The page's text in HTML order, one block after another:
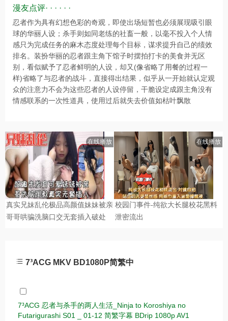
漫友点评· · · · · ·
忍者作为具有幻想色彩的奇观，即使出场短暂也必须展现吸引眼
球的华丽人设；杀手则如同老练的社畜一般，以毫不投入个人情
感只为完成任务的麻木态度处理每个目标，谋求提升自己的绩效
排名。装扮华丽的忍者跟主角下馆子时摆拍打卡的美食并无区
别，看似赋予了忍者鲜明的人设，却又(像省略了用餐的过程一
样)省略了与忍者的战斗，直接得出结果，似乎从一开始就认定观
众的注意力不会为这些忍者的人设停留，干脆设定成跟主角没有
情感联系的一次性道具，使用过后就失去价值如枯叶飘散
7³ACG MKV BD1080P简繁中
7³ACG 忍者与杀手的两人生活_Ninja to Koroshiya no
Futarigurashi S01 _ 01-12 简繁字幕 BDrip 1080p AV1